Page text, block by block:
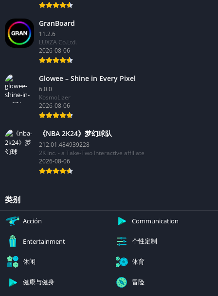
GranBoard
11.2.6
LUXZA Co.Ltd.
2026-08-06
Glowee – Shine in Every Pixel
6.0.0
KosmoLizer
2026-08-06
《NBA 2K24》梦幻球队
212.01.484939228
2K Inc. - a Take-Two Interactive affiliate
2026-08-06
类别
Acción Communication
Entertainment 个性定制
休闲 体育
健康与健身 冒险